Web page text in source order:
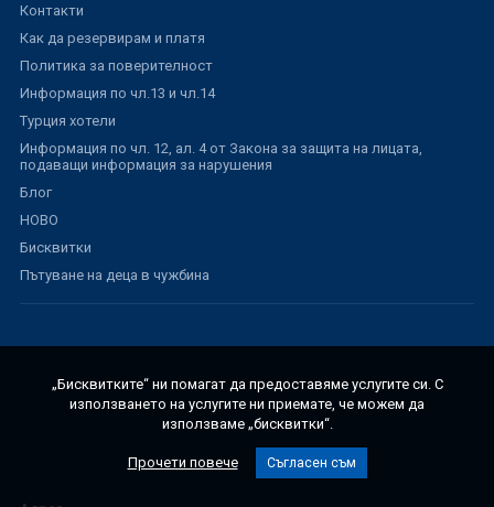
Контакти
Как да резервирам и платя
Политика за поверителност
Информация по чл.13 и чл.14
Турция хотели
Информация по чл. 12, ал. 4 от Закона за защита на лицата,
подаващи информация за нарушения
Блог
НОВО
Бисквитки
Пътуване на деца в чужбина
„Бисквитките“ ни помагат да предоставяме услугите си. С
използването на услугите ни приемате, че можем да
използваме „бисквитки“.
Прочети повече Съгласен съм